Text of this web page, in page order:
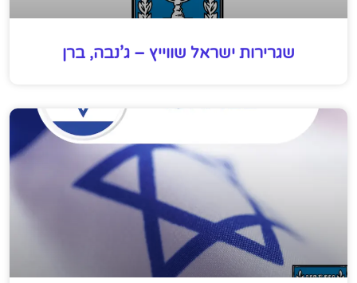
שגרירות ישראל שווייץ – ג’נבה, ברן